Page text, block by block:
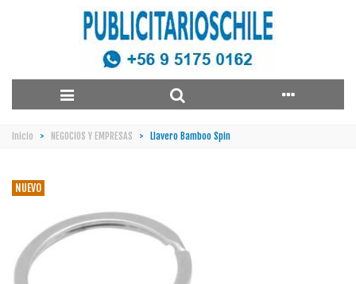
Inicio > NEGOCIOS Y EMPRESAS > Llavero Bamboo Spin
NUEVO